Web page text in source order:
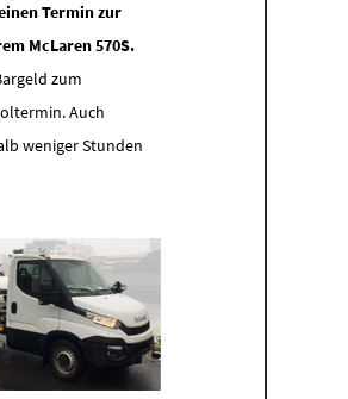
Termin zur
McLaren 570S.
zum
Auch
weniger Stunden